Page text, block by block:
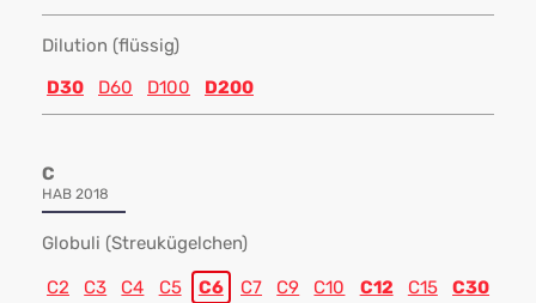
Dilution (flüssig)
D30
D60 D100 D200
C
HAB 2018
Globuli (Streukügelchen)
C2 C3 C4 C5 C6 C7 C9 C10 C12 C15
C30